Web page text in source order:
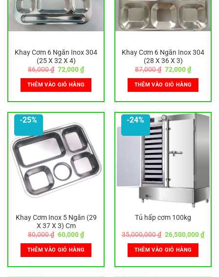
Khay Cơm 6 Ngăn Inox 304
(25 X 32 X 4)
86,000₫ Giá
gốc
là:
86,000 ₫.
72,000₫Giá
hiện
tại
là:
72,000 ₫.
THÊM VÀO GIỎ HÀNG
Khay Cơm 6 Ngăn Inox 304
(28 X 36 X 3)
87,000₫ Giá
gốc
là:
87,000 ₫.
72,000₫Giá
hiện
tại
là:
72,000 ₫.
THÊM VÀO GIỎ HÀNG
-25%
Khay Cơm Inox 5 Ngăn (29
X 37 X 3) Cm
80,000₫ Giá
gốc
là:
80,000 ₫.
60,000₫Giá
hiện
tại
là:
60,000 ₫.
THÊM VÀO GIỎ HÀNG
-24%
Tủ hấp cơm 100kg
35,000,000₫ Giá
gốc
là:
35,000,000 ₫.
26,500,000₫Giá
hiện
THÊM VÀO GIỎ HÀNG